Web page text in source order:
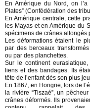
En Amérique du Nord, on
Plates” (Confédération des
En Amérique centrale, cette
les Mayas et en Amérique du
spécimens de crânes allongés
Les déformations étaient le
par des berceaux
ou par des planchettes.
Sur le continent
liens et des bandages. Ils
tête de l’enfant dès son plus
En 1867, en Hongrie, lors de
la rivière “Tiszaé”, un
crânes déformés. Ils